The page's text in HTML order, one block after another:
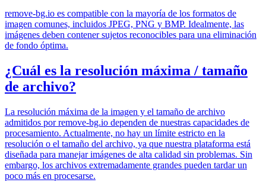
remove-bg.io es compatible con la mayoría de los formatos de
imagen comunes, incluidos JPEG, PNG y BMP. Idealmente, las
imágenes deben contener sujetos reconocibles para una eliminación
de fondo óptima.
¿Cuál es la resolución máxima / tamaño
de archivo?
La resolución máxima de la imagen y el tamaño de archivo
admitidos por remove-bg.io dependen de nuestras capacidades de
procesamiento. Actualmente, no hay un límite estricto en la
resolución o el tamaño del archivo, ya que nuestra plataforma está
diseñada para manejar imágenes de alta calidad sin problemas. Sin
embargo, los archivos extremadamente grandes pueden tardar un
poco más en procesarse.